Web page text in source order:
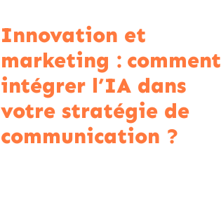
Innovation et
marketing : comment
intégrer l’IA dans
votre stratégie de
communication ?